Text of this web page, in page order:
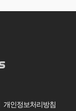
개인정보처리방침